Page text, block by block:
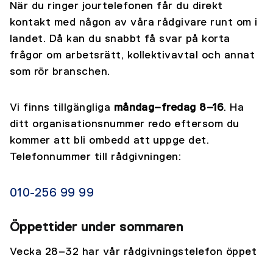
När du ringer jourtelefonen får du direkt
kontakt med någon av våra rådgivare runt om i
landet. Då kan du snabbt få svar på korta
frågor om arbetsrätt, kollektivavtal och annat
som rör branschen.
Vi finns tillgängliga måndag–fredag 8–16. Ha
ditt organisationsnummer redo eftersom du
kommer att bli ombedd att uppge det.
Telefonnummer till rådgivningen:
010-256 99 99
Öppettider under sommaren
Vecka 28–32 har vår rådgivningstelefon öppet